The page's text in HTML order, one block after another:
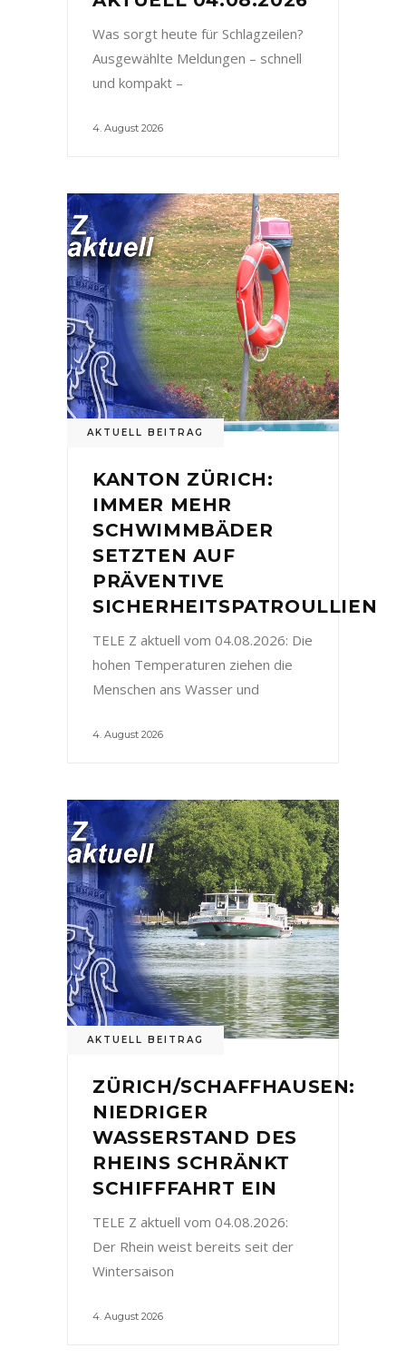
Was sorgt heute für Schlagzeilen?
Ausgewählte Meldungen – schnell
und kompakt –
4. August 2026
AKTUELL BEITRAG
KANTON ZÜRICH:
IMMER MEHR
SCHWIMMBÄDER
SETZTEN AUF
PRÄVENTIVE
SICHERHEITSPATROULLIEN
TELE Z aktuell vom 04.08.2026: Die
hohen Temperaturen ziehen die
Menschen ans Wasser und
4. August 2026
AKTUELL BEITRAG
ZÜRICH/SCHAFFHAUSEN:
NIEDRIGER
WASSERSTAND DES
RHEINS SCHRÄNKT
SCHIFFFAHRT EIN
TELE Z aktuell vom 04.08.2026:
Der Rhein weist bereits seit der
Wintersaison
4. August 2026